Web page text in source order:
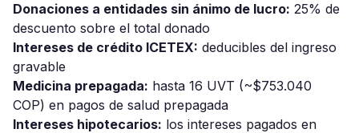
Donaciones a entidades sin ánimo de lucro: 25% de
descuento sobre el total donado
Intereses de crédito ICETEX: deducibles del ingreso
gravable
Medicina prepagada: hasta 16 UVT (~$753.040
COP) en pagos de salud prepagada
Intereses hipotecarios: los intereses pagados en